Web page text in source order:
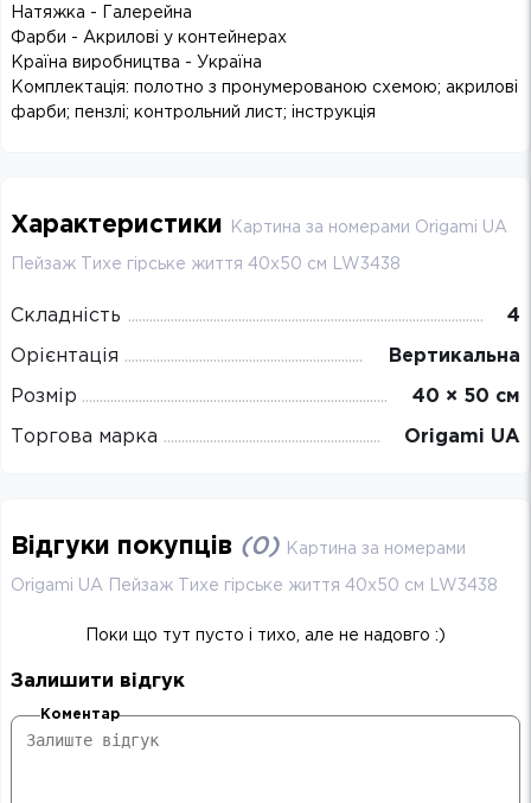
Натяжка - Галерейна
Фарби - Акрилові у контейнерах
Країна виробництва - Україна
Комплектація: полотно з пронумерованою схемою; акрилові
фарби; пензлі; контрольний лист; інструкція
Характеристики Картина за номерами Origami UA
Пейзаж Тихе гірське життя 40х50 см LW3438
Складність 4
Орієнтація Вертикальна
Розмір 40 × 50 см
Торгова марка Origami UA
Відгуки покупців (0) Картина за номерами
Origami UA Пейзаж Тихе гірське життя 40х50 см LW3438
Поки що тут пусто і тихо, але не надовго :)
Залишити відгук
Коментар